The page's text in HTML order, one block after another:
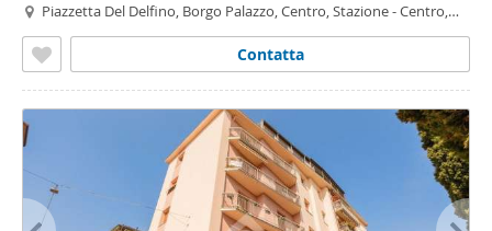
Piazzetta Del Delfino, Borgo Palazzo, Centro, Stazione - Centro,
Contatta